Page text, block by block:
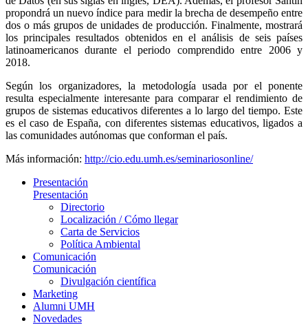
propondrá un nuevo índice para medir la brecha de desempeño entre
dos o más grupos de unidades de producción. Finalmente, mostrará
los principales resultados obtenidos en el análisis de seis países
latinoamericanos durante el periodo comprendido entre 2006 y
2018.
Según los organizadores, la metodología usada por el ponente
resulta especialmente interesante para comparar el rendimiento de
grupos de sistemas educativos diferentes a lo largo del tiempo. Este
es el caso de España, con diferentes sistemas educativos, ligados a
las comunidades autónomas que conforman el país.
Más información: http://cio.edu.umh.es/seminariosonline/
Presentación
Presentación
Directorio
Localización / Cómo llegar
Carta de Servicios
Política Ambiental
Comunicación
Comunicación
Divulgación científica
Marketing
Alumni UMH
Novedades